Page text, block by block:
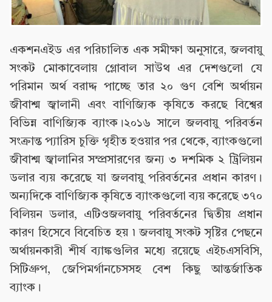
একশনএইড এর পরিচালিত এক সমীক্ষা অনুসারে, জলবায়ু
সংকট মোকাবেলায় গ্লোবাল সাউথ এর দেশগুলো যে
পরিমান অর্থ বরাদ্দ পাচ্ছে তার ২০ গুণ বেশি অর্থায়ন
জীবাশ্ম জ্বালানী এবং বাণিজ্যিক কৃষিতে করছে বিশ্বের
বিভিন্ন বাণিজ্যিক ব্যাংক।২০১৬ সালে জলবায়ু পরিবর্তন
সংক্রান্ত প্যারিস চুক্তি গৃহীত হওয়ার পর থেকে, ব্যাংকগুলো
জীবাশ্ম জ্বালানির সম্প্রসারণের জন্য ৩ দশমিক ২ ট্রিলিয়ন
ডলার ব্যয় করেছে যা জলবায়ু পরিবর্তনের প্রধান কারণ।
অন্যদিকে বাণিজ্যিক কৃষিতে ব্যাংকগুলো ব্যয় করেছে ৩৭০
বিলিয়ন ডলার, এটিওজলবায়ু পরিবর্তনের দ্বিতীয় প্রধান
কারণ হিসেবে বিবেচিত হয় ৷ জলবায়ু সংকট সৃষ্টির পেছনে
অর্থায়নকারী শীর্ষ ব্যাঙ্কগুলির মধ্যে রয়েছে এইচএসবিসি,
সিটিগ্রুপ, জেপিমর্গানচেসসহ বেশ কিছু আন্তর্জাতিক
ব্যাংক।